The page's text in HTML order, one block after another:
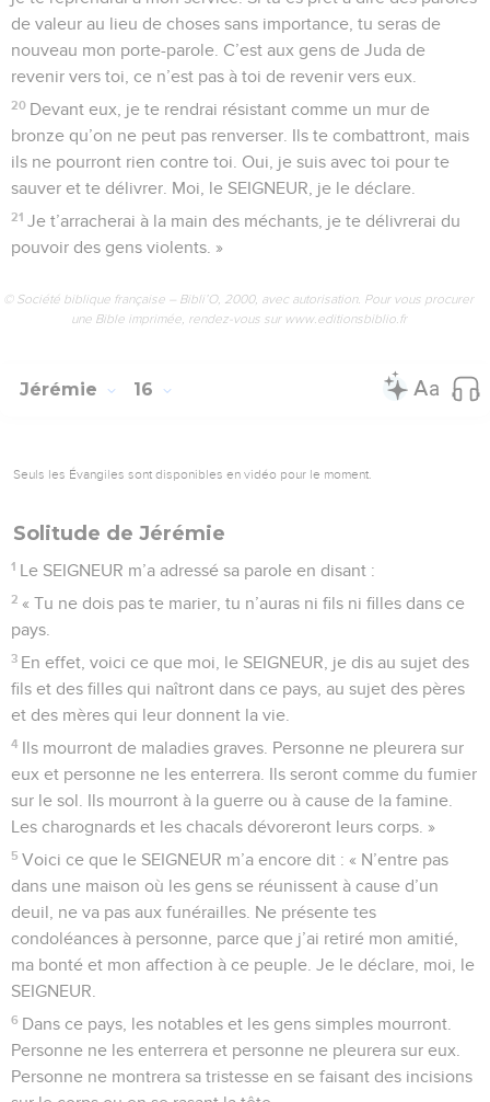
de valeur au lieu de choses sans importance, tu seras de
nouveau mon porte-parole. C’est aux gens de Juda de
revenir vers toi, ce n’est pas à toi de revenir vers eux.
20 Devant eux, je te rendrai résistant comme un mur de
bronze qu’on ne peut pas renverser. Ils te combattront, mais
ils ne pourront rien contre toi. Oui, je suis avec toi pour te
sauver et te délivrer. Moi, le SEIGNEUR, je le déclare.
21 Je t’arracherai à la main des méchants, je te délivrerai du
pouvoir des gens violents. »
© Société biblique française – Bibli’O, 2000, avec autorisation. Pour vous procurer
une Bible imprimée, rendez-vous sur www.editionsbiblio.fr
Jérémie 16
Seuls les Évangiles sont disponibles en vidéo pour le moment.
Solitude de Jérémie
1 Le SEIGNEUR m’a adressé sa parole en disant :
2 « Tu ne dois pas te marier, tu n’auras ni fils ni filles dans ce
pays.
3 En effet, voici ce que moi, le SEIGNEUR, je dis au sujet des
fils et des filles qui naîtront dans ce pays, au sujet des pères
et des mères qui leur donnent la vie.
4 Ils mourront de maladies graves. Personne ne pleurera sur
eux et personne ne les enterrera. Ils seront comme du fumier
sur le sol. Ils mourront à la guerre ou à cause de la famine.
Les charognards et les chacals dévoreront leurs corps. »
5 Voici ce que le SEIGNEUR m’a encore dit : « N’entre pas
dans une maison où les gens se réunissent à cause d’un
deuil, ne va pas aux funérailles. Ne présente tes
condoléances à personne, parce que j’ai retiré mon amitié,
ma bonté et mon affection à ce peuple. Je le déclare, moi, le
SEIGNEUR.
6 Dans ce pays, les notables et les gens simples mourront.
Personne ne les enterrera et personne ne pleurera sur eux.
Personne ne montrera sa tristesse en se faisant des incisions